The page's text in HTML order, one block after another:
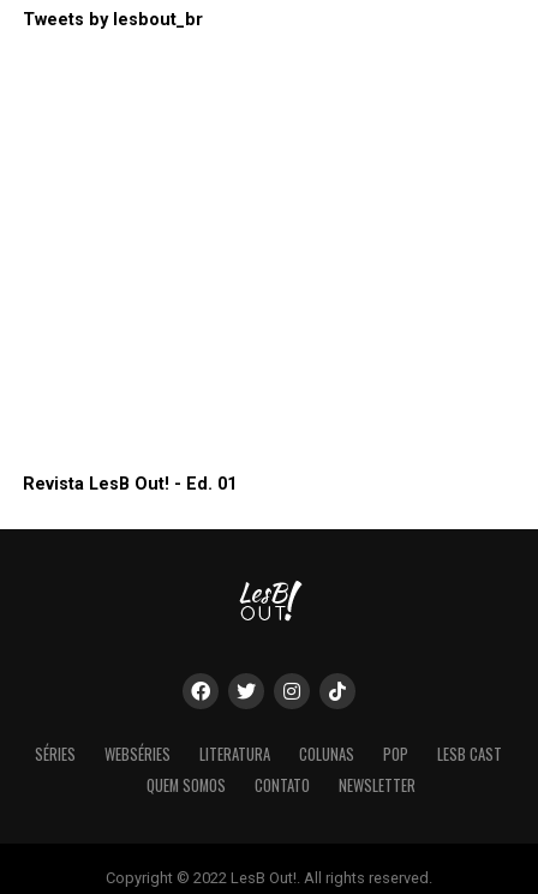
Tweets by lesbout_br
Revista LesB Out! - Ed. 01
SÉRIES WEBSÉRIES LITERATURA COLUNAS POP
LESB CAST
QUEM SOMOS
CONTATO NEWSLETTER
Copyright © 2022 LesB Out!. All rights reserved.